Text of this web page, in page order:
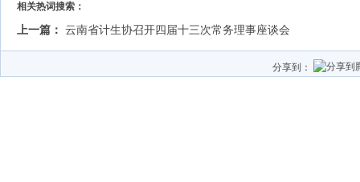
相关热词搜索：
上一篇： 云南省计生协召开四届十三次常务理事座谈会
分享到：